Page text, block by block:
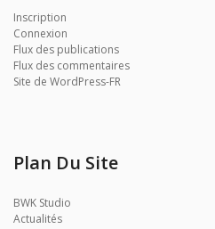
Inscription
Connexion
Flux des publications
Flux des commentaires
Site de WordPress-FR
Plan Du Site
BWK Studio
Actualités